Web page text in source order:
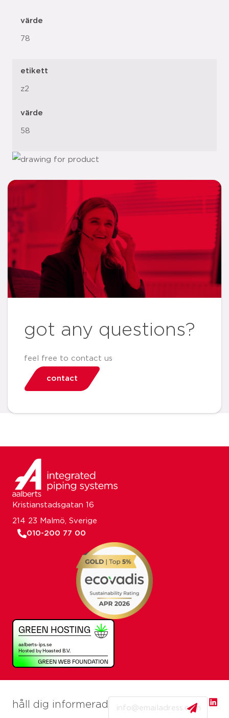
värde
78
etikett
z2
värde
58
got any questions?
feel free to contact us
contact
håll dig informerad
Kristianstadsgatan 16
214 23 Malmö, Sverige
010-200 77 00